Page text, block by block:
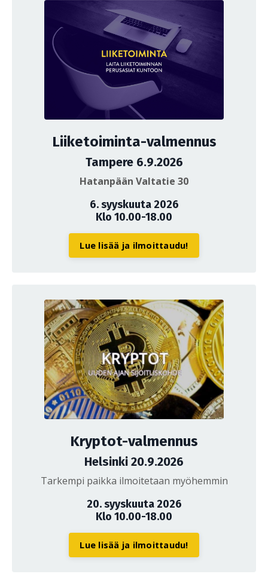
Liiketoiminta-valmennus
Tampere 6.9.2026
Hatanpään Valtatie 30
6. syyskuuta 2026
Klo 10.00-18.00
Lue lisää ja ilmoittaudu!
Kryptot-valmennus
Helsinki 20.9.2026
Tarkempi paikka ilmoitetaan myöhemmin
20. syyskuuta 2026
Klo 10.00-18.00
Lue lisää ja ilmoittaudu!